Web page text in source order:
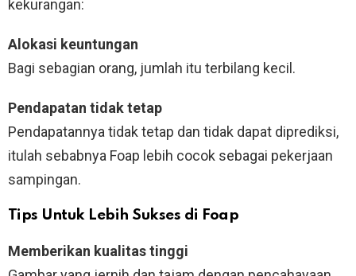
kekurangan:
Alokasi keuntungan
Bagi sebagian orang, jumlah itu terbilang kecil.
Pendapatan tidak tetap
Pendapatannya tidak tetap dan tidak dapat diprediksi,
itulah sebabnya Foap lebih cocok sebagai pekerjaan
sampingan.
Tips Untuk Lebih Sukses di Foap
Memberikan kualitas tinggi